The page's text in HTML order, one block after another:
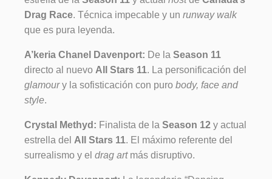
Drag Race. Técnica impecable y un runway walk
que es pura leyenda.
A’keria Chanel Davenport: De la Season 11
directo al nuevo All Stars 11. La personificación del
glamoury la sofisticación con puro body, face and
style.
Crystal Methyd: Finalista de la Season 12 y actual
estrella del All Stars 11. El máximo referente del
surrealismo y el drag artmás disruptivo.